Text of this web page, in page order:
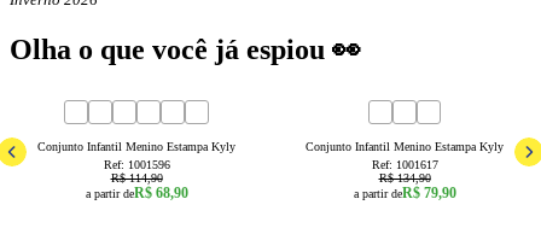
Olha o que você já espiou 👀
% OFF
Conjunto Infantil Menino Estampa Kyly
Ref: 1001596
R$ 114,90
a partir deR$ 68,90
Conjunto Infantil Menino Estampa Kyly
Ref: 1001617
R$ 134,90
a partir deR$ 79,90